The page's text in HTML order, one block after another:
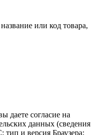
или код товара,
даете согласие на
данных (сведения
и версия Браузера;